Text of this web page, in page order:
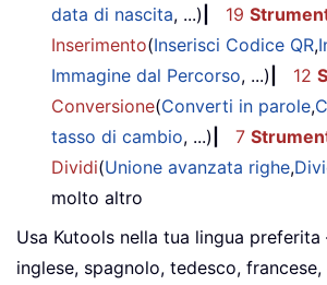
data di nascita, ...) 19
Inserimento(Inserisci Codice QR,
Immagine dal Percorso, ...) 12
Conversione(Converti in parole,
tasso di cambio, ...) 7
Dividi(Unione avanzata righe,
molto altro
Usa Kutools nella tua lingua preferita
inglese, spagnolo, tedesco,